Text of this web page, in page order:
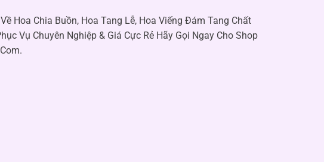
Hoa Chia Buồn, Hoa Tang Lễ, Hoa Viếng Đám Tang Chất
Vụ Chuyên Nghiệp & Giá Cực Rẻ Hãy Gọi Ngay Cho Shop